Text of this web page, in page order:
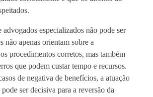
especializados não pode ser
não apenas orientam sobre a
procedimentos corretos, mas também
que podem custar tempo e recursos.
de negativa de benefícios, a atuação
ser decisiva para a reversão da